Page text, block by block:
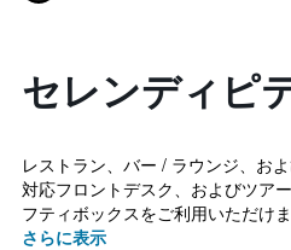
セレンディピ
レストラン、バー / ラウンジ、お
対応フロントデスク、およびツア
フティボックスをご利用いただけ
さらに表示